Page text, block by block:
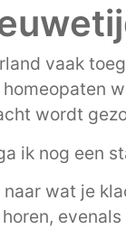
vaak
wordt
ik nog een
wat je